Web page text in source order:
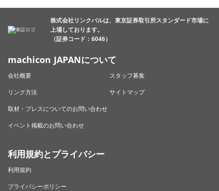
株式会社リンクバルは、東京証券取引所スタンダード市場に
上場しております。
（証券コード：6046）
machicon JAPANについて
会社概要
スタッフ募集
リンク方法
サイトマップ
取材・プレスについてのお問い合わせ
イベント掲載のお問い合わせ
利用規約とプライバシー
利用規約
プライバシーポリシー